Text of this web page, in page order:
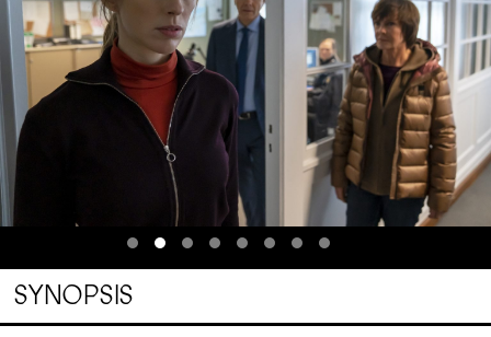
Usedom Krimi ENTFÜHRT Razor Film / NDR / Oliver Feist Dr. Brunner (Max
SYNOPSIS